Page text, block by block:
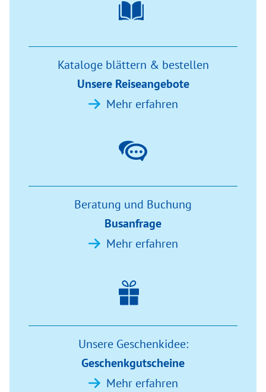
Kataloge blättern & bestellen
Unsere Reiseangebote
Mehr erfahren
Beratung und Buchung
Busanfrage
Mehr erfahren
Unsere Geschenkidee:
Geschenkgutscheine
Mehr erfahren